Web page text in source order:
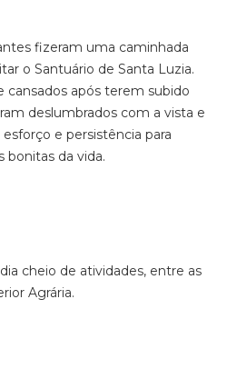
fizeram uma caminhada
o Santuário de Santa Luzia.
cansados após terem subido
deslumbrados com a vista e
e persistência para
bonitas da vida.
cheio de atividades, entre as
Agrária.